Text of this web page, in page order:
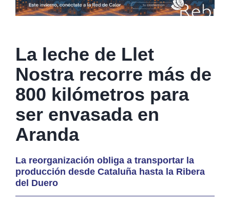
La leche de Llet
Nostra recorre más de
800 kilómetros para
ser envasada en
Aranda
La reorganización obliga a transportar la
producción desde Cataluña hasta la Ribera
del Duero